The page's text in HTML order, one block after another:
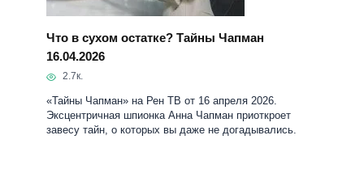
Эксцентричная шпионка Анна Чапман приоткроет